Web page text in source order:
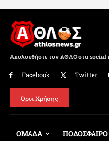
Ακολουθήστε τον ΑΘΛΟ στα social
Facebook Twitter
Όροι Χρήσης
ΟΜΑΔΑ ΠΟΔΟΣΦΑΙΡΟ